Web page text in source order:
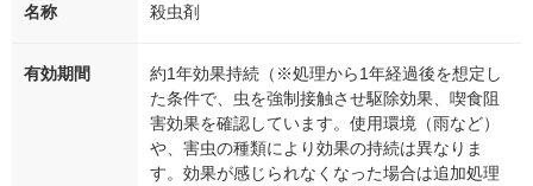
名称 殺虫剤
有効期間
約1年効果持続（※処理から1年経過後を想定し
た条件で、虫を強制接触させ駆除効果、喫食阻
害効果を確認しています。使用環境（雨など）
や、害虫の種類により効果の持続は異なりま
す。効果が感じられなくなった場合は追加処理